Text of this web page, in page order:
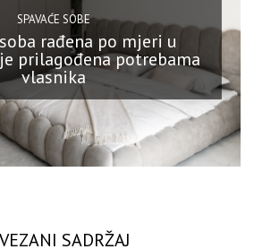
SPAVAĆE SOBE
rađena po mjeri u
prilagođena potrebama
vlasnika
SADRŽAJ